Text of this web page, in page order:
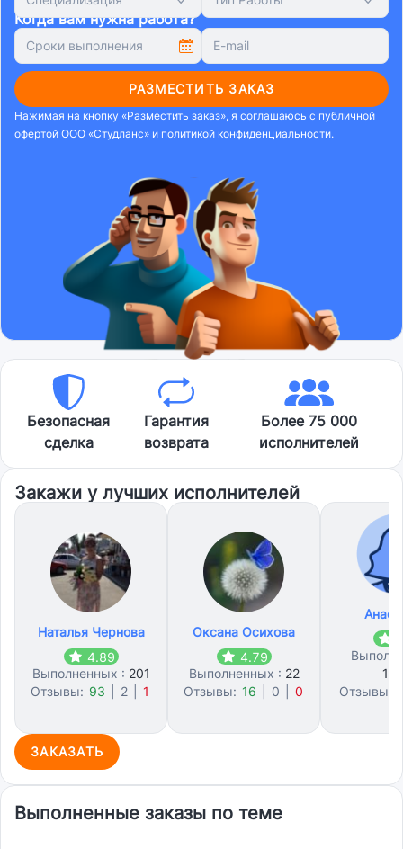
Когда вам нужна работа?
РАЗМЕСТИТЬ ЗАКАЗ
Нажимая на кнопку «Разместить заказ», я соглашаюсь с публичной
офертой ООО «Студланс» и политикой конфиденциальности.
Безопасная
сделка
Гарантия
возврата
Более 75 000
исполнителей
Закажи у лучших исполнителей
Наталья Чернова
4.89
Выполненных : 201
Отзывы: 93 2 1
Оксана Осихова
4.79
Выполненных : 22
Отзывы: 16 0 0
Отзывы:
ЗАКАЗАТЬ
Выполненные заказы по теме